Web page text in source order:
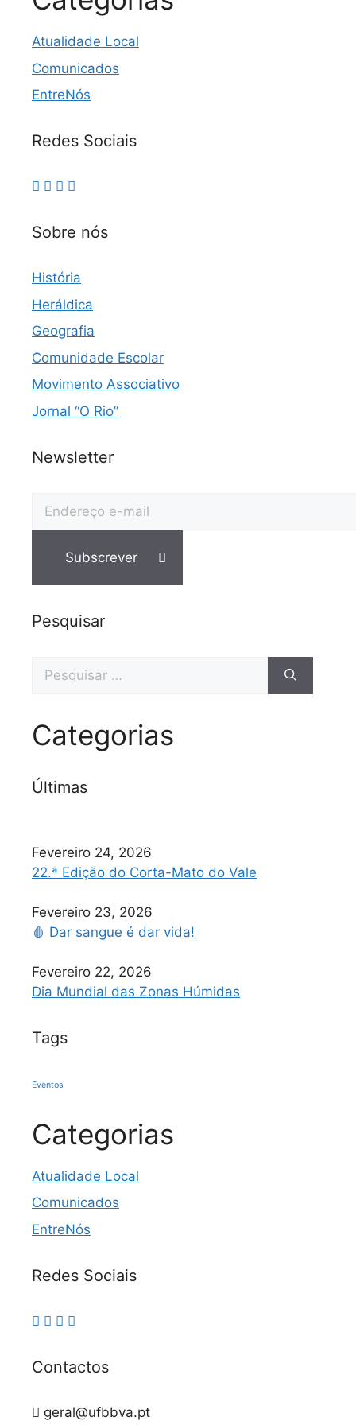
Atualidade Local
Comunicados
EntreNós
Redes Sociais
Sobre nós
História
Heráldica
Geografia
Comunidade Escolar
Movimento Associativo
Jornal “O Rio”
Newsletter
Pesquisar
Categorias
Últimas
Fevereiro 24, 2026
22.ª Edição do Corta-Mato do Vale
Fevereiro 23, 2026
🩸 Dar sangue é dar vida!
Fevereiro 22, 2026
Dia Mundial das Zonas Húmidas
Tags
Eventos
Categorias
Atualidade Local
Comunicados
EntreNós
Redes Sociais
Contactos
geral@ufbbva.pt